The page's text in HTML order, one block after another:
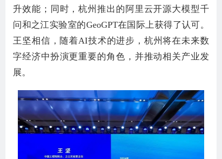
升效能；同时，杭州推出的阿里云开源大模型千
问和之江实验室的GeoGPT在国际上获得了认可。
王坚相信，随着AI技术的进步，杭州将在未来数
字经济中扮演更重要的角色，并推动相关产业发
展。